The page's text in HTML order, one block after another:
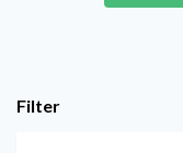
Filter